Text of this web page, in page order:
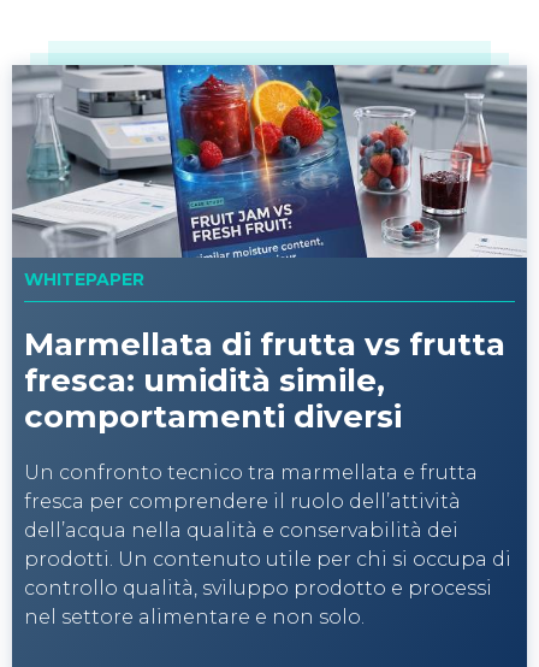
WHITEPAPER
Liofilizzazione avanzata:
come rendere più efficienti i
processi di ricerca e
La liofilizzazione richiede un controllo accurato
di temperatura e pressione. Con CD8 Cryodry,
Steroglass offre una soluzione compatta e
avanzata per rendere i processi scientifici più
efficienti e affidabili.